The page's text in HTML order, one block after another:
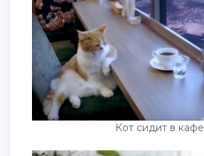
Кот сидит в кафе